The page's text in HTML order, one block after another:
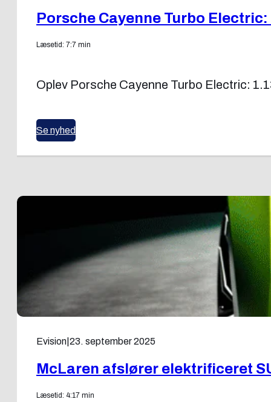
Porsche Cayenne Turbo Electric:
Læsetid: 7:7 min
Oplev Porsche Cayenne Turbo Electric:
Se nyhed
Evision 23. september 2025
McLaren afslører elektrificeret
Læsetid: 4:17 min